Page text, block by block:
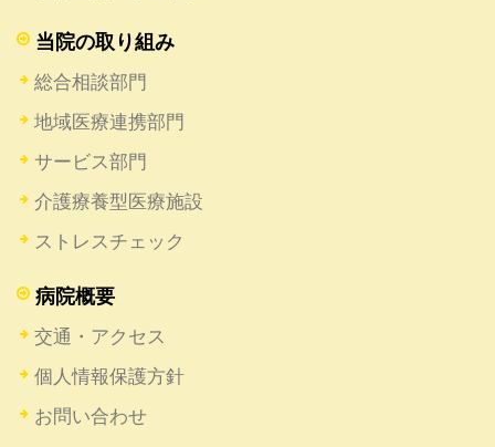
当院の取り組み
総合相談部門
地域医療連携部門
サービス部門
介護療養型医療施設
ストレスチェック
病院概要
交通・アクセス
個人情報保護方針
お問い合わせ